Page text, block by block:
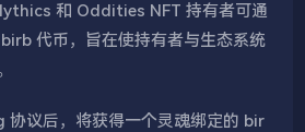
和 Oddities NFT 持有者可通
代币，旨在使持有者与生态系统
协议后，将获得一个灵魂绑定的 bir